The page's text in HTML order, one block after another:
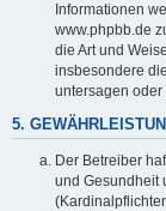
Informationen
www.phpbb.de
die Art und
insbesondere
untersagen oder
5.
Der Betreiber
und Gesundheit